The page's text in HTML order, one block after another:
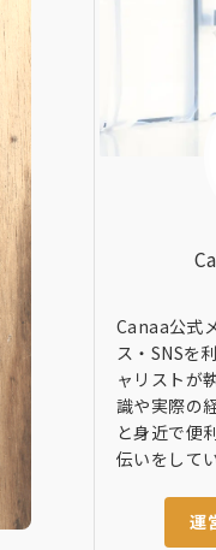
Canaa公式
ス・SNSを
ャリストが
識や実際の
と身近で便
伝いをして
運